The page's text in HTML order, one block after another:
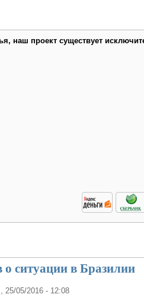
наш проект существует
ситуации в Бразилии
, 25/05/2016 - 12:08